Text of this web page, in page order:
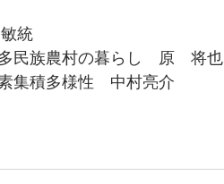
統
民族農村の暮らし　原　将也
集積多様性　中村亮介